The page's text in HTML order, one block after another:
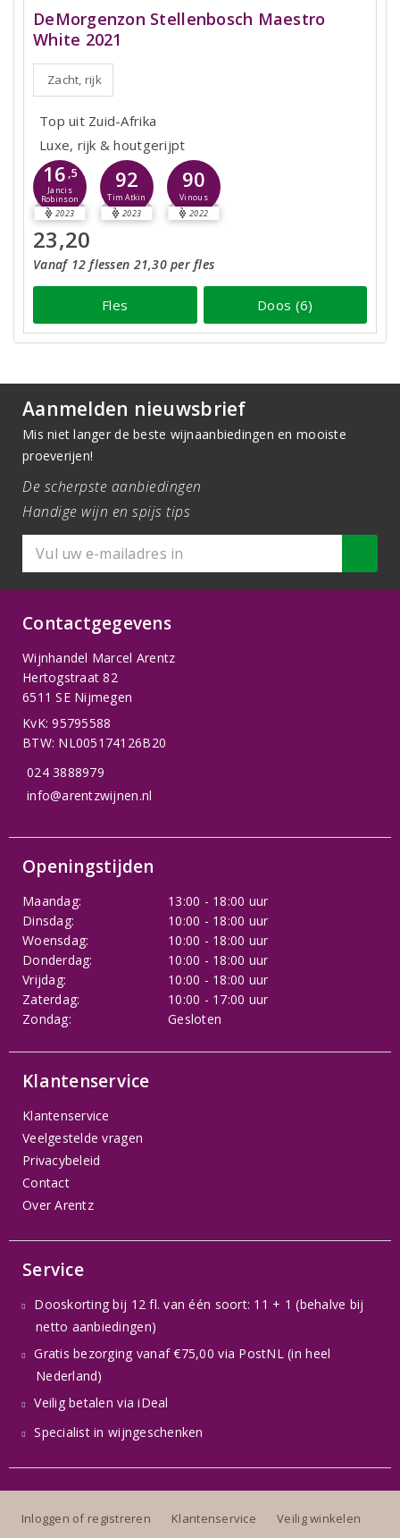
DeMorgenzon Stellenbosch Maestro
White 2021
Zacht, rijk
Top uit Zuid-Afrika
Luxe, rijk & houtgerijpt
16 ,5
Jancis
Robinson
2023
92
Tim Atkin
2023
90
Vinous
2022
23,20
Vanaf 12 flessen 21,30 per fles
Fles Doos (6)
Aanmelden nieuwsbrief
Mis niet langer de beste wijnaanbiedingen en mooiste
proeverijen!
De scherpste aanbiedingen
Handige wijn en spijs tips
Contactgegevens
Wijnhandel Marcel Arentz
Hertogstraat 82
6511 SE Nijmegen
KvK: 95795588
BTW: NL005174126B20
024 3888979
info@arentzwijnen.nl
Openingstijden
Maandag:
13:00 - 18:00 uur
Dinsdag:
10:00 - 18:00 uur
Woensdag:
10:00 - 18:00 uur
Donderdag:
10:00 - 18:00 uur
Vrijdag:
10:00 - 18:00 uur
Zaterdag:
10:00 - 17:00 uur
Zondag:
Gesloten
Klantenservice
Klantenservice
Veelgestelde vragen
Privacybeleid
Contact
Over Arentz
Service
Dooskorting bij 12 fl. van één soort: 11 + 1 (behalve bij
netto aanbiedingen)
Gratis bezorging vanaf €75,00 via PostNL (in heel
Nederland)
Veilig betalen via iDeal
Specialist in wijngeschenken
Inloggen of registreren Klantenservice Veilig winkelen